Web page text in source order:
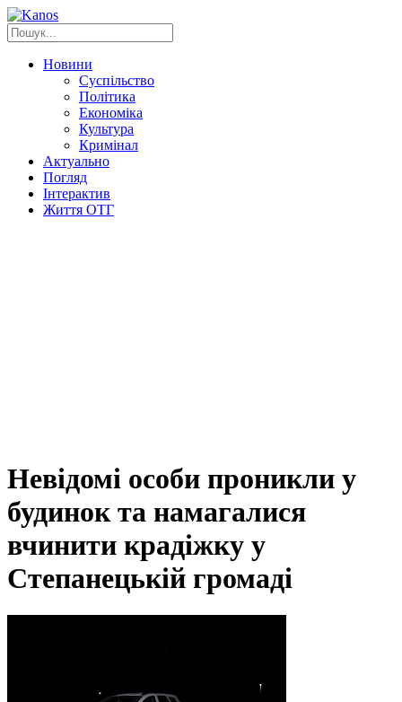
Новини
Суспільство
Політика
Економіка
Культура
Кримінал
Актуально
Погляд
Інтерактив
Життя ОТГ
Невідомі особи проникли у
будинок та намагалися
вчинити крадіжку у
Степанецькій громаді